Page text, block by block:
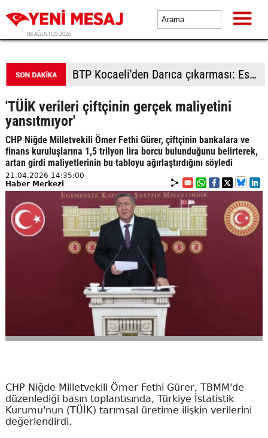
08 AĞUSTOS 2026
BTP kadrolarından Çorlu'da saha çalışması: Vatandaşlardan yoğun ilgi
'TÜİK verileri çiftçinin gerçek maliyetini
yansıtmıyor'
CHP Niğde Milletvekili Ömer Fethi Gürer, çiftçinin bankalara ve
finans kuruluşlarına 1,5 trilyon lira borcu bulunduğunu belirterek,
artan girdi maliyetlerinin bu tabloyu ağırlaştırdığını söyledi
21.04.2026 14:35:00
Haber Merkezi
CHP Niğde Milletvekili Ömer Fethi Gürer, TBMM'de
düzenlediği basın toplantısında, Türkiye İstatistik
Kurumu'nun (TÜİK) tarımsal üretime ilişkin verilerini
değerlendirdi.